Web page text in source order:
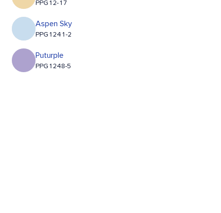
PPG12-17
Aspen Sky
PPG1241-2
Puturple
PPG1248-5